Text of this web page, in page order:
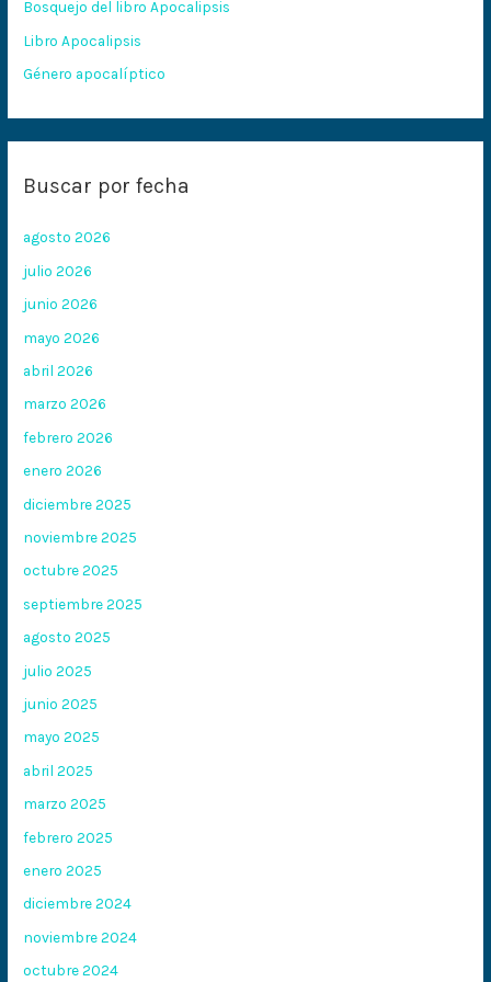
r
:
Bosquejo del libro Apocalipsis
Libro Apocalipsis
Género apocalíptico
Buscar por fecha
agosto 2026
julio 2026
junio 2026
mayo 2026
abril 2026
marzo 2026
febrero 2026
enero 2026
diciembre 2025
noviembre 2025
octubre 2025
septiembre 2025
agosto 2025
julio 2025
junio 2025
mayo 2025
abril 2025
marzo 2025
febrero 2025
enero 2025
diciembre 2024
noviembre 2024
octubre 2024